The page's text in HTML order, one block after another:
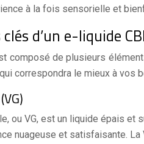
à la fois sensorielle et
d’un e-liquide
composé de plusieurs
correspondra le mieux à vos
ou VG, est un liquide épais
nuageuse et satisfaisante.